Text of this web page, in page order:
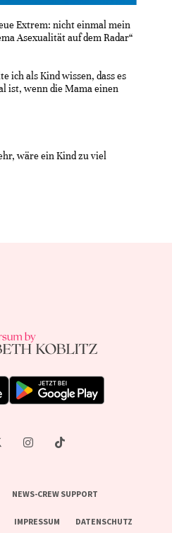
Extrem: nicht einmal mein
Asexualität auf dem Radar“
ich als Kind wissen, dass es
ist, wenn die Mama einen
wäre ein Kind zu viel
NEWS-CREW SUPPORT
IMPRESSUM DATENSCHUTZ